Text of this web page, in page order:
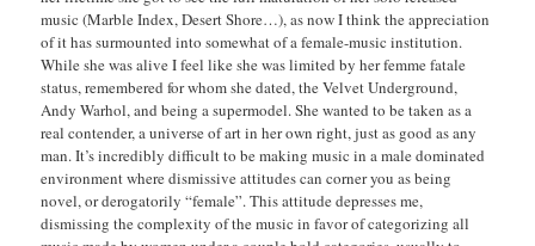
music (Marble Index, Desert Shore…), as now I think the appreciation
of it has surmounted into somewhat of a female-music institution.
While she was alive I feel like she was limited by her femme fatale
status, remembered for whom she dated, the Velvet Underground,
Andy Warhol, and being a supermodel. She wanted to be taken as a
real contender, a universe of art in her own right, just as good as any
man. It’s incredibly difficult to be making music in a male dominated
environment where dismissive attitudes can corner you as being
novel, or derogatorily “female”. This attitude depresses me,
dismissing the complexity of the music in favor of categorizing all